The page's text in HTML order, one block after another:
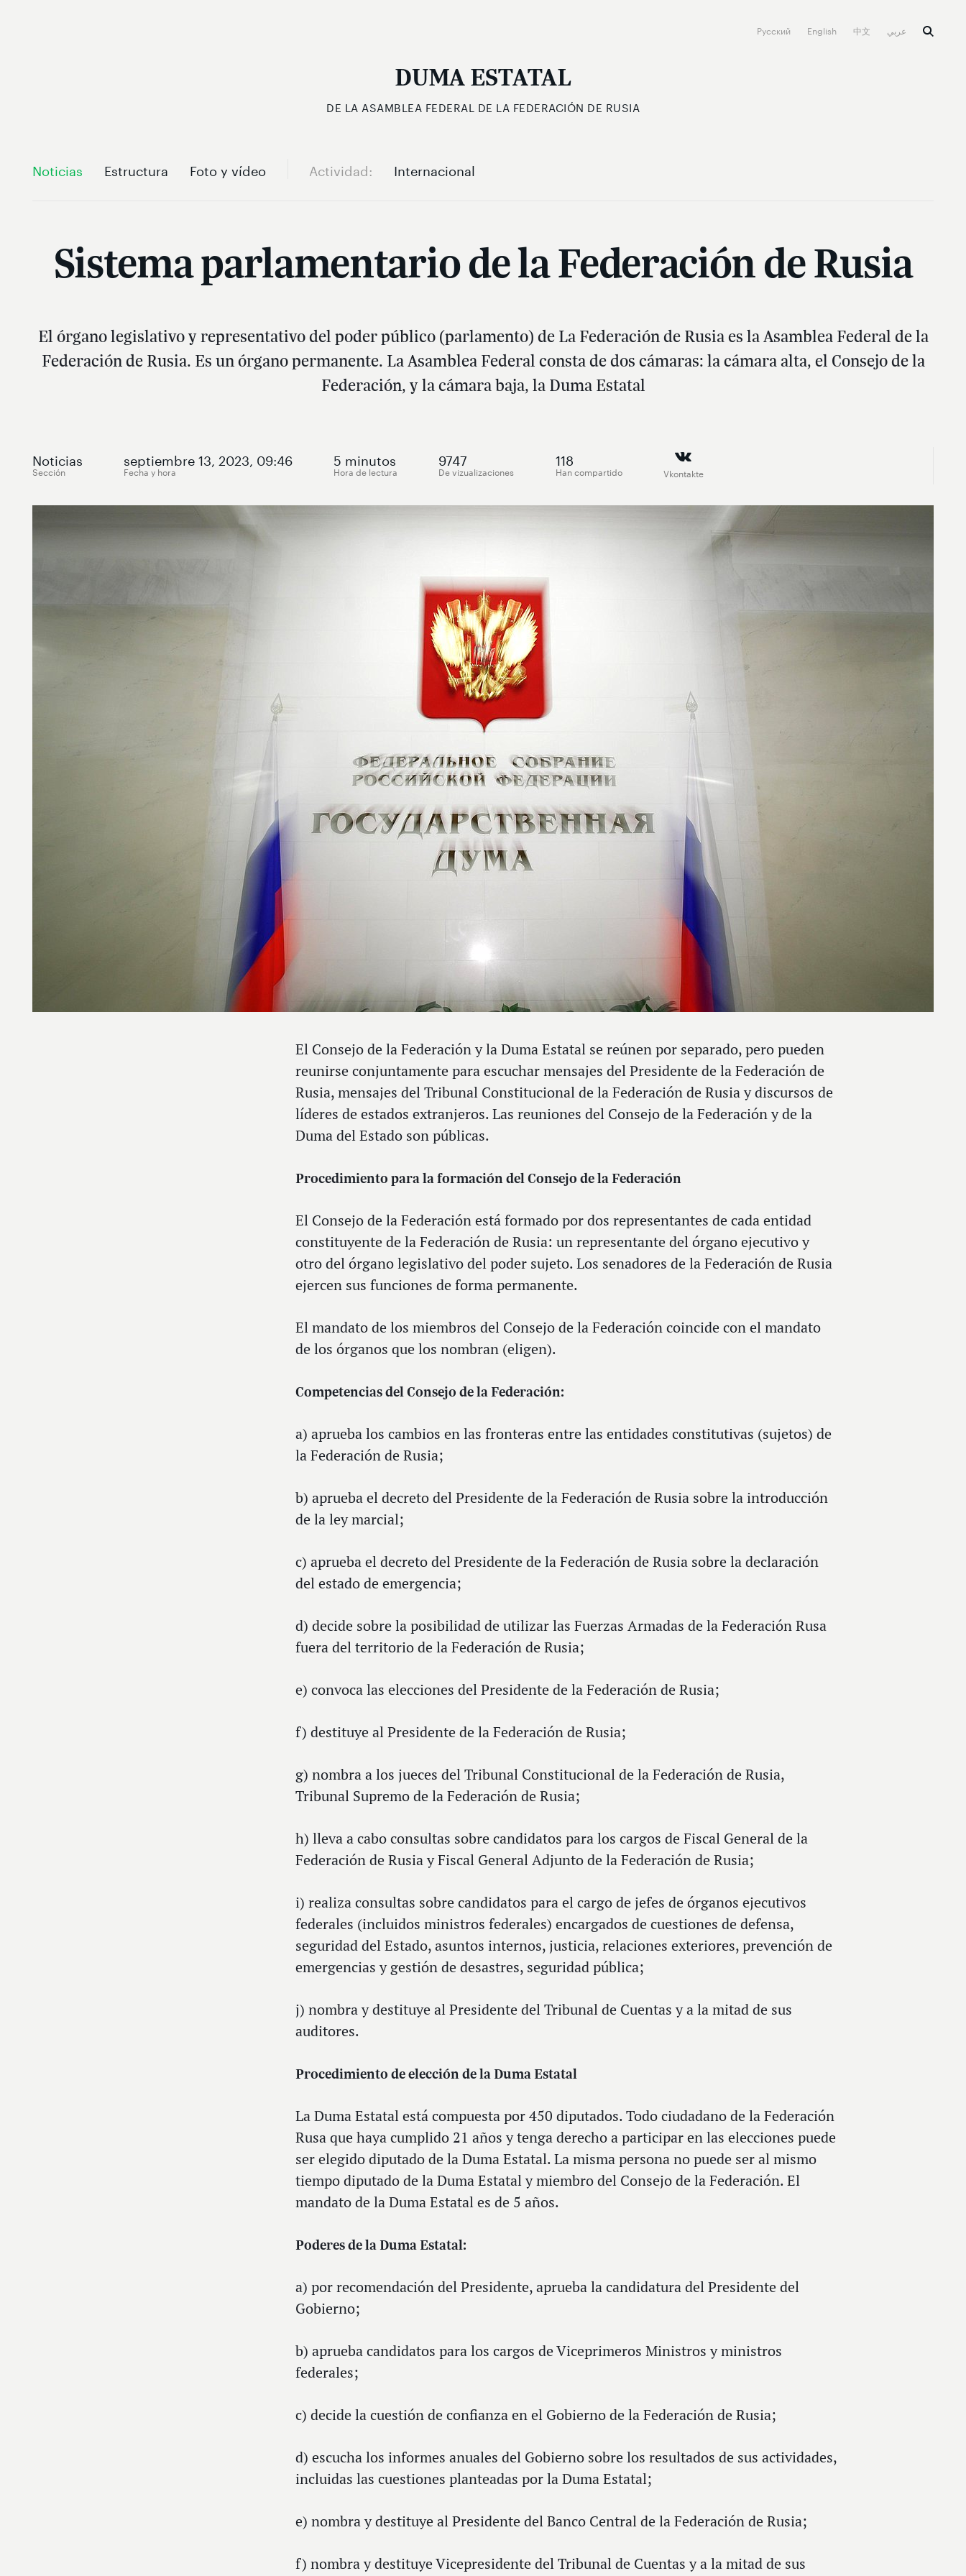
Русский English 中文
DUMA ESTATAL
DE LA ASAMBLEA FEDERAL DE LA FEDERACIÓN DE RUSIA
Noticias Estructura Foto y vídeo Actividad Internacional
Sistema parlamentario de la Federación de Rusia
El órgano legislativo y representativo del poder público (parlamento) de La Federación de Rusia es la Asamblea Federal de la
Federación de Rusia. Es un órgano permanente. La Asamblea Federal consta de dos cámaras: la cámara alta, el Consejo de la
Federación, y la cámara baja, la Duma Estatal
Noticias
Sección
septiembre 13, 2023, 09:46
Fecha y hora
5 minutos
Hora de lectura
9747
De vizualizaciones
118
Han compartido Vkontakte
El Consejo de la Federación y la Duma Estatal se reúnen por separado, pero pueden
reunirse conjuntamente para escuchar mensajes del Presidente de la Federación de
Rusia, mensajes del Tribunal Constitucional de la Federación de Rusia y discursos de
líderes de estados extranjeros. Las reuniones del Consejo de la Federación y de la
Duma del Estado son públicas.
Procedimiento para la formación del Consejo de la Federación
El Consejo de la Federación está formado por dos representantes de cada entidad
constituyente de la Federación de Rusia: un representante del órgano ejecutivo y
otro del órgano legislativo del poder sujeto. Los senadores de la Federación de Rusia
ejercen sus funciones de forma permanente.
El mandato de los miembros del Consejo de la Federación coincide con el mandato
de los órganos que los nombran (eligen).
Competencias del Consejo de la Federación:
a) aprueba los cambios en las fronteras entre las entidades constitutivas (sujetos) de
la Federación de Rusia;
b) aprueba el decreto del Presidente de la Federación de Rusia sobre la introducción
de la ley marcial;
c) aprueba el decreto del Presidente de la Federación de Rusia sobre la declaración
del estado de emergencia;
d) decide sobre la posibilidad de utilizar las Fuerzas Armadas de la Federación Rusa
fuera del territorio de la Federación de Rusia;
e) convoca las elecciones del Presidente de la Federación de Rusia;
f) destituye al Presidente de la Federación de Rusia;
g) nombra a los jueces del Tribunal Constitucional de la Federación de Rusia,
Tribunal Supremo de la Federación de Rusia;
h) lleva a cabo consultas sobre candidatos para los cargos de Fiscal General de la
Federación de Rusia y Fiscal General Adjunto de la Federación de Rusia;
i) realiza consultas sobre candidatos para el cargo de jefes de órganos ejecutivos
federales (incluidos ministros federales) encargados de cuestiones de defensa,
seguridad del Estado, asuntos internos, justicia, relaciones exteriores, prevención de
emergencias y gestión de desastres, seguridad pública;
j) nombra y destituye al Presidente del Tribunal de Cuentas y a la mitad de sus
auditores.
Procedimiento de elección de la Duma Estatal
La Duma Estatal está compuesta por 450 diputados. Todo ciudadano de la Federación
Rusa que haya cumplido 21 años y tenga derecho a participar en las elecciones puede
ser elegido diputado de la Duma Estatal. La misma persona no puede ser al mismo
tiempo diputado de la Duma Estatal y miembro del Consejo de la Federación. El
mandato de la Duma Estatal es de 5 años.
Poderes de la Duma Estatal:
a) por recomendación del Presidente, aprueba la candidatura del Presidente del
Gobierno;
b) aprueba candidatos para los cargos de Viceprimeros Ministros y ministros
federales;
c) decide la cuestión de confianza en el Gobierno de la Federación de Rusia;
d) escucha los informes anuales del Gobierno sobre los resultados de sus actividades,
incluidas las cuestiones planteadas por la Duma Estatal;
e) nombra y destituye al Presidente del Banco Central de la Federación de Rusia;
f) nombra y destituye Vicepresidente del Tribunal de Cuentas y a la mitad de sus